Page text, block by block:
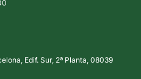
Edif. Sur, 2ª Planta, 08039